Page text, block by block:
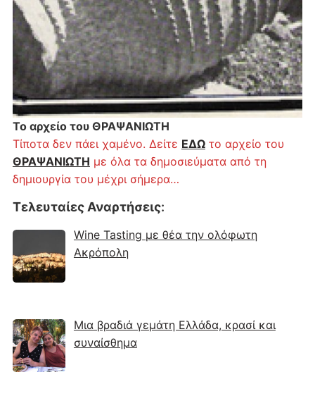
Το αρχείο του ΘΡΑΨΑΝΙΩΤΗ
Τίποτα δεν πάει χαμένο. Δείτε ΕΔΩτο αρχείο του
ΘΡΑΨΑΝΙΩΤΗ με όλα τα δημοσιεύματα από τη
δημιουργία του μέχρι σήμερα…
Τελευταίες Αναρτήσεις:
Wine Tasting με θέα την ολόφωτη
Ακρόπολη
Μια βραδιά γεμάτη Ελλάδα, κρασί και
συναίσθημα